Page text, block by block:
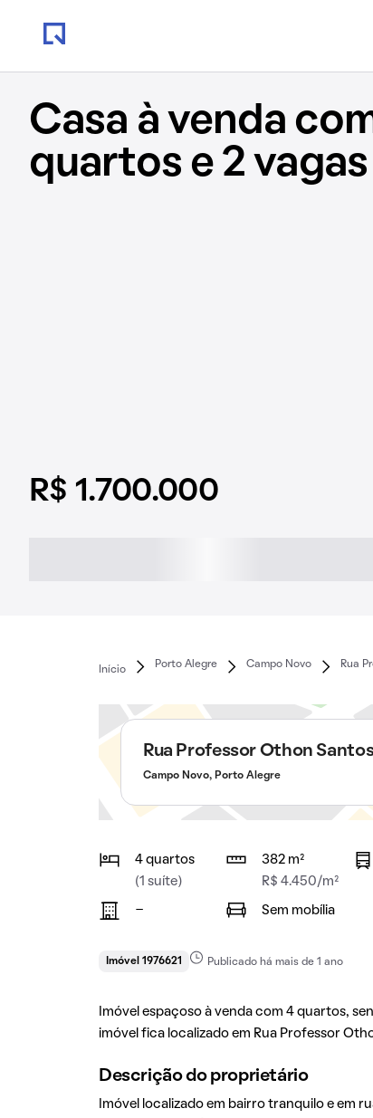
Casa à venda
quartos e 2 vagas
R$ 1.700.000
Início
Porto Alegre Campo Novo Rua
Rua Professor Othon
Campo Novo, Porto Alegre
4 quartos
(1 suíte)
382 m²
R$ 4.450/m²
- Sem mobília
Imóvel 1976621 Publicado há mais de 1 ano
Imóvel espaçoso à venda com 4 quartos,
imóvel fica localizado em Rua Professor
Descrição do proprietário
Imóvel localizado em bairro tranquilo e em